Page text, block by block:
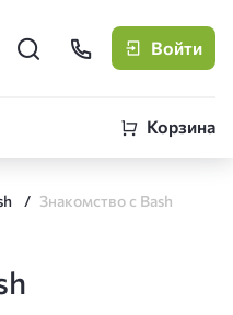
Войти
Корзина
Знакомство с Bash